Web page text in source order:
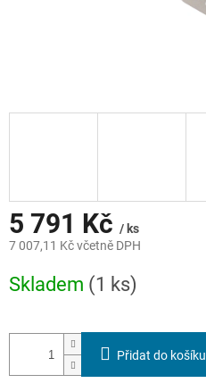
5 791 Kč / ks
7 007,11 Kč včetně DPH
cena:
Skladem (1 ks)
Přidat do košíku